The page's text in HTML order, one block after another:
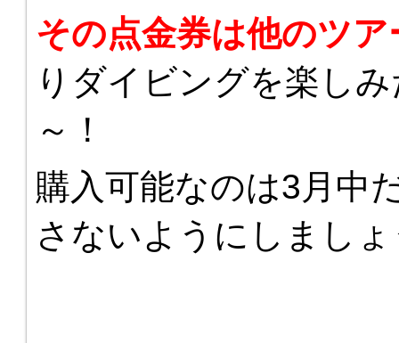
その点金券は他のツ
りダイビングを楽し
～！
購入可能なのは3月中
さないようにしまし